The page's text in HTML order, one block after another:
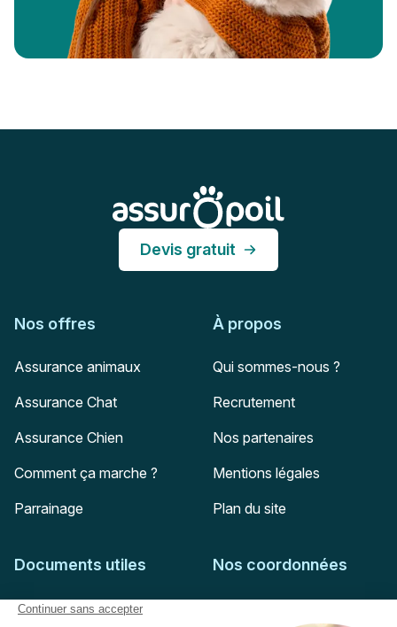
Devis gratuit
Nos offres
Assurance animaux
Assurance Chat
Assurance Chien
Comment ça marche ?
Parrainage
À propos
Qui sommes-nous ?
Recrutement
Nos partenaires
Mentions légales
Plan du site
Documents utiles
Feuille de soins
Nos coordonnées